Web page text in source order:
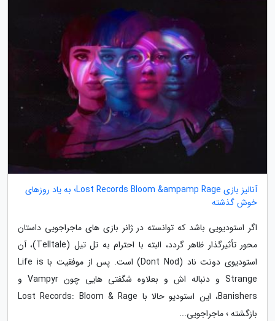
آنالیز بازی Lost Records Bloom &ampamp Rage؛ به یاد روزهای
خوش گذشته
اگر استودیویی باشد که توانسته در ژانر بازی های ماجراجویی داستان
محور تأثیرگذار ظاهر گردد، البته با احترام به تل تیل (Telltale)، آن
استودیوی دونت ناد (Dont Nod) است. پس از موفقیت با Life is
Strange و دنباله اش و بعلاوه شگفتی هایی چون Vampyr و
Banishers، این استودیو حالا با Lost Records: Bloom & Rage
بازگشته ؛ ماجراجویی...